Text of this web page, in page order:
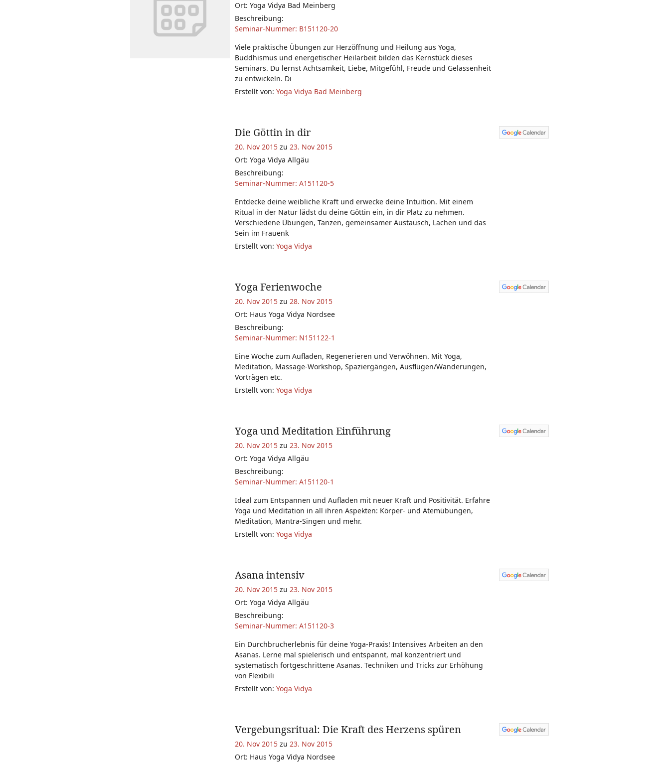
Ort: Yoga Vidya Bad Meinberg
Beschreibung:
Seminar-Nummer: B151120-20
Viele praktische Übungen zur Herzöffnung und Heilung aus Yoga,
Buddhismus und energetischer Heilarbeit bilden das Kernstück dieses
Seminars. Du lernst Achtsamkeit, Liebe, Mitgefühl, Freude und Gelassenheit
zu entwickeln. Di
Erstellt von:Yoga Vidya Bad Meinberg
Die Göttin in dir
20. Nov 2015 zu23. Nov 2015
Ort: Yoga Vidya Allgäu
Beschreibung:
Seminar-Nummer: A151120-5
Entdecke deine weibliche Kraft und erwecke deine Intuition. Mit einem
Ritual in der Natur lädst du deine Göttin ein, in dir Platz zu nehmen.
Verschiedene Übungen, Tanzen, gemeinsamer Austausch, Lachen und das
Sein im Frauenk
Erstellt von:Yoga Vidya
Yoga Ferienwoche
20. Nov 2015 zu28. Nov 2015
Ort: Haus Yoga Vidya Nordsee
Beschreibung:
Seminar-Nummer: N151122-1
Eine Woche zum Aufladen, Regenerieren und Verwöhnen. Mit Yoga,
Meditation, Massage-Workshop, Spaziergängen, Ausflügen/Wanderungen,
Vorträgen etc.
Erstellt von:Yoga Vidya
Yoga und Meditation Einführung
20. Nov 2015 zu23. Nov 2015
Ort: Yoga Vidya Allgäu
Beschreibung:
Seminar-Nummer: A151120-1
Ideal zum Entspannen und Aufladen mit neuer Kraft und Positivität. Erfahre
Yoga und Meditation in all ihren Aspekten: Körper- und Atemübungen,
Meditation, Mantra-Singen und mehr.
Erstellt von:Yoga Vidya
Asana intensiv
20. Nov 2015 zu23. Nov 2015
Ort: Yoga Vidya Allgäu
Beschreibung:
Seminar-Nummer: A151120-3
Ein Durchbrucherlebnis für deine Yoga-Praxis! Intensives Arbeiten an den
Asanas. Lerne mal spielerisch und entspannt, mal konzentriert und
systematisch fortgeschrittene Asanas. Techniken und Tricks zur Erhöhung
von Flexibili
Erstellt von:Yoga Vidya
Vergebungsritual: Die Kraft des Herzens spüren
20. Nov 2015 zu23. Nov 2015
Ort: Haus Yoga Vidya Nordsee